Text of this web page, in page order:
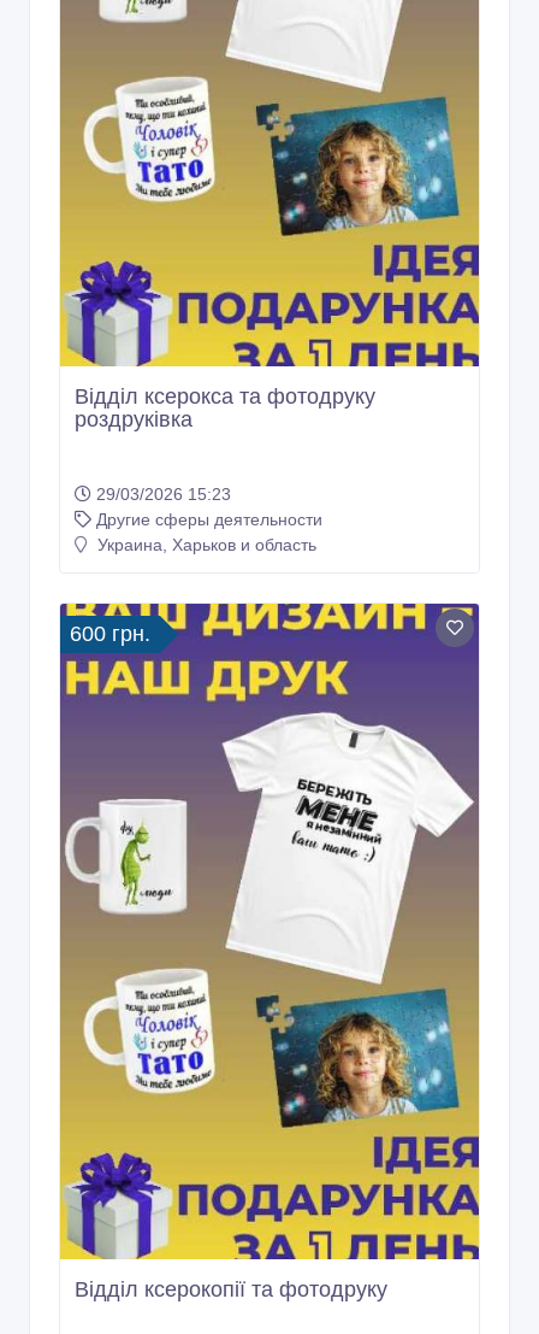
Відділ ксерокса та фотодруку
роздруківка
29/03/2026 15:23
Другие сферы деятельности
Украина, Харьков и область
600 грн.
Відділ ксерокопії та фотодруку